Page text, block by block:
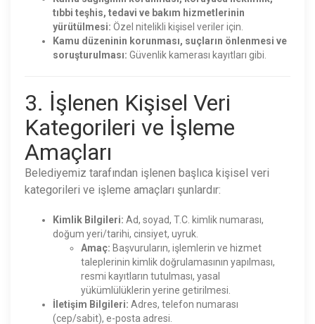
tıbbi teşhis, tedavi ve bakım hizmetlerinin
yürütülmesi: Özel nitelikli kişisel veriler için.
Kamu düzeninin korunması, suçların önlenmesi ve
soruşturulması: Güvenlik kamerası kayıtları gibi.
3. İşlenen Kişisel Veri
Kategorileri ve İşleme
Amaçları
Belediyemiz tarafından işlenen başlıca kişisel veri
kategorileri ve işleme amaçları şunlardır:
Kimlik Bilgileri: Ad, soyad, T.C. kimlik numarası,
doğum yeri/tarihi, cinsiyet, uyruk.
Amaç: Başvuruların, işlemlerin ve hizmet
taleplerinin kimlik doğrulamasının yapılması,
resmi kayıtların tutulması, yasal
yükümlülüklerin yerine getirilmesi.
İletişim Bilgileri: Adres, telefon numarası
(cep/sabit), e-posta adresi.